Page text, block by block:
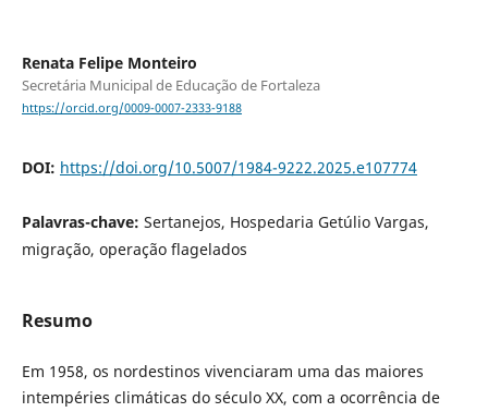
Renata Felipe Monteiro
Secretária Municipal de Educação de Fortaleza
https://orcid.org/0009-0007-2333-9188
DOI: https://doi.org/10.5007/1984-9222.2025.e107774
Palavras-chave: Sertanejos, Hospedaria Getúlio Vargas,
migração, operação flagelados
Resumo
Em 1958, os nordestinos vivenciaram uma das maiores
intempéries climáticas do século XX, com a ocorrência de